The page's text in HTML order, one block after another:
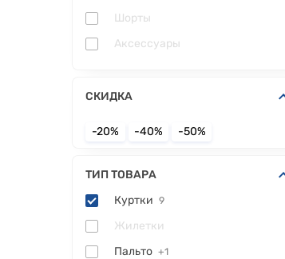
Шорты
Аксессуары
СКИДКА
-20% -40% -50%
ТИП ТОВАРА
Куртки 9
Жилетки
Пальто +1